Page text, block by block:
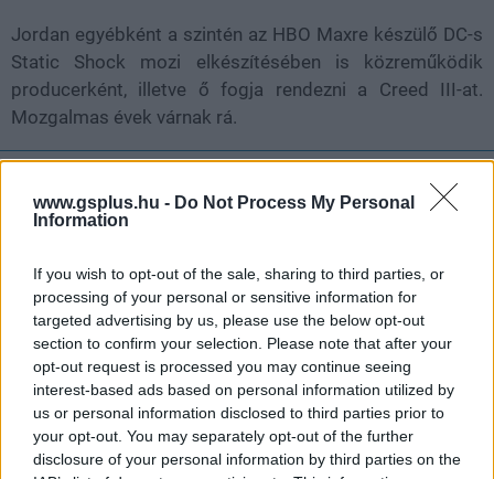
www.gsplus.hu - Do Not Process My Personal
Information
If you wish to opt-out of the sale, sharing to third parties, or
processing of your personal or sensitive information for
targeted advertising by us, please use the below opt-out
section to confirm your selection. Please note that after your
opt-out request is processed you may continue seeing
interest-based ads based on personal information utilized by
us or personal information disclosed to third parties prior to
your opt-out. You may separately opt-out of the further
disclosure of your personal information by third parties on the
Jordan egyébként a szintén az HBO Maxre készülő DC-s
Static Shock mozi elkészítésében is közreműködik
producerként, illetve ő fogja rendezni a Creed III-at.
Mozgalmas évek várnak rá.
Rengeteg hír és cikk vár rád, lehet, hogy éppen nem
hogy naprakész maradj, kiválogatjuk neked a
legjobbakat,iratkozz fel hírlevelünkre!
Kijelentem, hogy azadatkezelési nyilatkozattartalmát
megismertem és azt elfogadom.